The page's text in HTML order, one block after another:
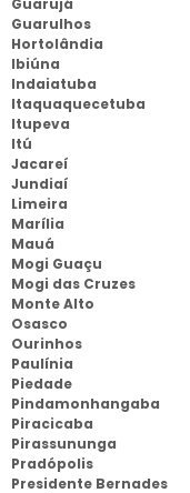
Guarujá
Guarulhos
Hortolândia
Ibiúna
Indaiatuba
Itaquaquecetuba
Itupeva
Itú
Jacareí
Jundiaí
Limeira
Marília
Mauá
Mogi Guaçu
Mogi das Cruzes
Monte Alto
Osasco
Ourinhos
Paulínia
Piedade
Pindamonhangaba
Piracicaba
Pirassununga
Pradópolis
Presidente Bernades